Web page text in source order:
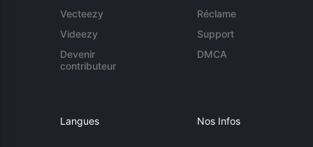
Vecteezy
Videezy
Devenir
contributeur
Réclame
Support
DMCA
Langues Nos Infos